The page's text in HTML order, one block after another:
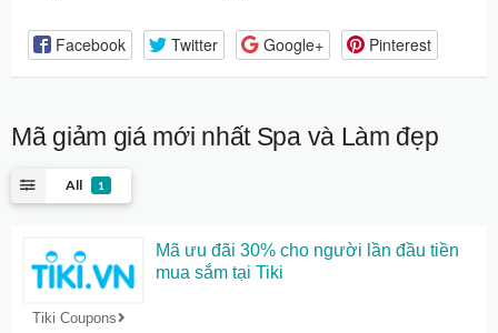
Facebook Twitter Google+ Pinterest
Mã giảm giá mới nhất Spa và Làm đẹp
All 1
Tiki Coupons
Mã ưu đãi 30% cho người lần đầu tiền
mua sắm tại Tiki